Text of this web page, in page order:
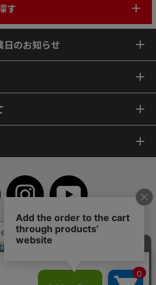
す
日のお知らせ
客様へ ご利用案内
ご利用規約
特定商取引法
WEBカタログ 英語版TOP